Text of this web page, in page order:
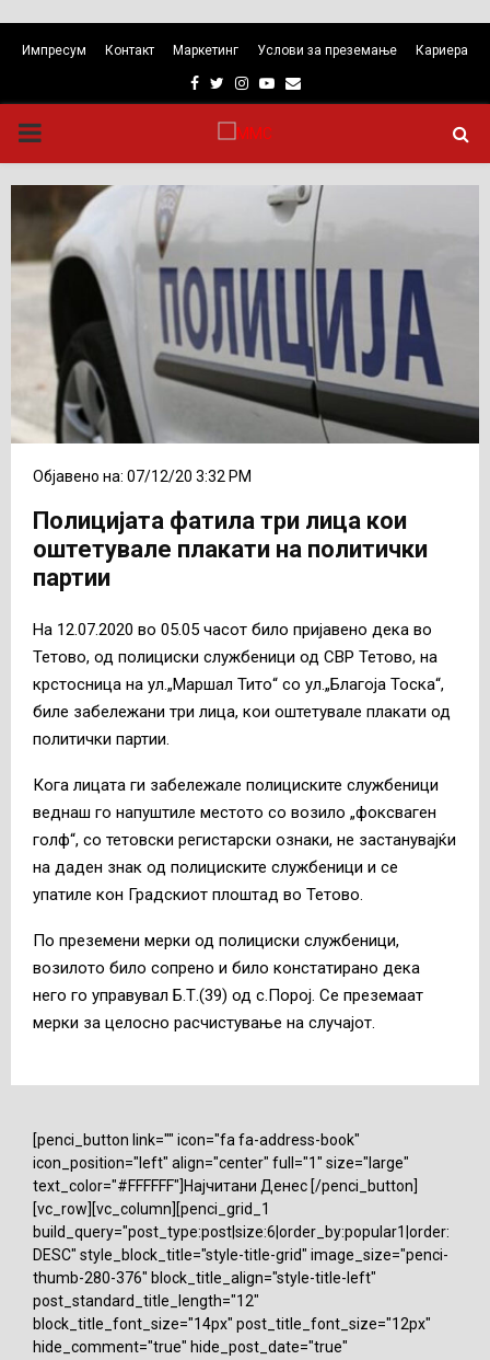
Импресум Контакт Маркетинг Услови за преземање Кариера
Facebook
TwitterInstagram
Youtube
Email
PRIMARY
MENU
Објавено на: 07/12/20 3:32 PM
Полицијата фатила три лица кои
оштетувале плакати на политички
партии
На 12.07.2020 во 05.05 часот било пријавено дека во
Тетово, од полициски службеници од СВР Тетово, на
крстосница на ул.„Маршал Тито“ со ул.„Благоја Тоска“,
биле забележани три лица, кои оштетувале плакати од
политички партии.
Кога лицата ги забележале полициските службеници
веднаш го напуштиле местото со возило „фоксваген
голф“, со тетовски регистарски ознаки, не застанувајќи
на даден знак од полициските службеници и се
упатиле кон Градскиот плоштад во Тетово.
По преземени мерки од полициски службеници,
возилото било сопрено и било констатирано дека
него го управувал Б.Т.(39) од с.Порој. Се преземаат
мерки за целосно расчистување на случајот.
[penci_button link="" icon="fa fa-address-book"
icon_position="left" align="center" full="1" size="large"
text_color="#FFFFFF"]Најчитани Денес [/penci_button]
[vc_row][vc_column][penci_grid_1
build_query="post_type:post|size:6|order_by:popular1|order:
DESC" style_block_title="style-title-grid" image_size="penci-
thumb-280-376" block_title_align="style-title-left"
post_standard_title_length="12"
block_title_font_size="14px" post_title_font_size="12px"
hide_comment="true" hide_post_date="true"